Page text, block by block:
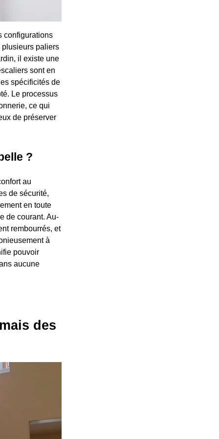
configurations
plusieurs paliers
il existe une
sont en
spécificités de
Le processus
ce qui
de préserver
?
au
de sécurité,
en toute
de courant. Au-
rembourrés, et
à
pouvoir
aucune
des